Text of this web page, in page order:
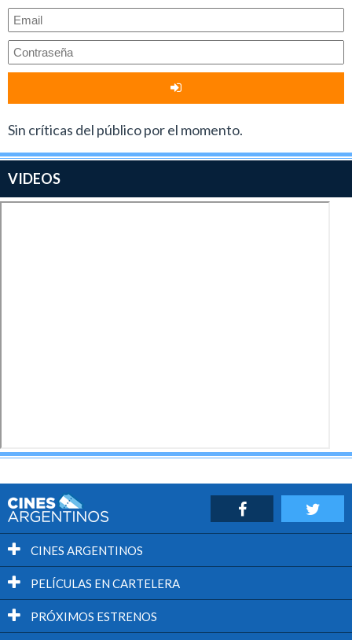
Sin críticas del público por el momento.
VIDEOS
CINES ARGENTINOS
PELÍCULAS EN CARTELERA
PRÓXIMOS ESTRENOS